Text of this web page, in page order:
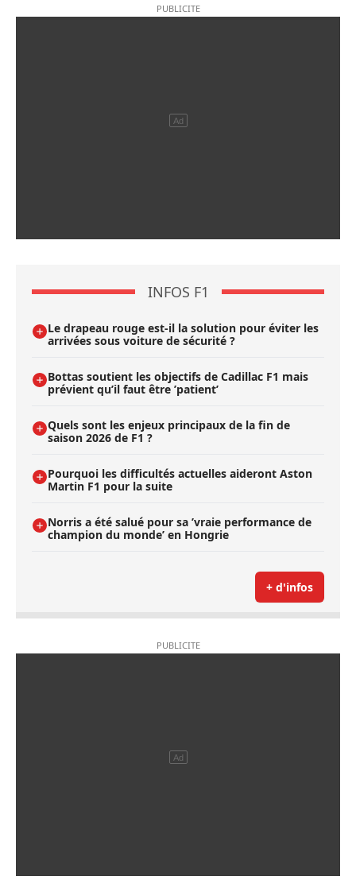
INFOS F1
Le drapeau rouge est-il la solution pour éviter les
arrivées sous voiture de sécurité ?
Bottas soutient les objectifs de Cadillac F1 mais
prévient qu’il faut être ’patient’
Quels sont les enjeux principaux de la fin de
saison 2026 de F1 ?
Pourquoi les difficultés actuelles aideront Aston
Martin F1 pour la suite
Norris a été salué pour sa ’vraie performance de
champion du monde’ en Hongrie
+ d'infos